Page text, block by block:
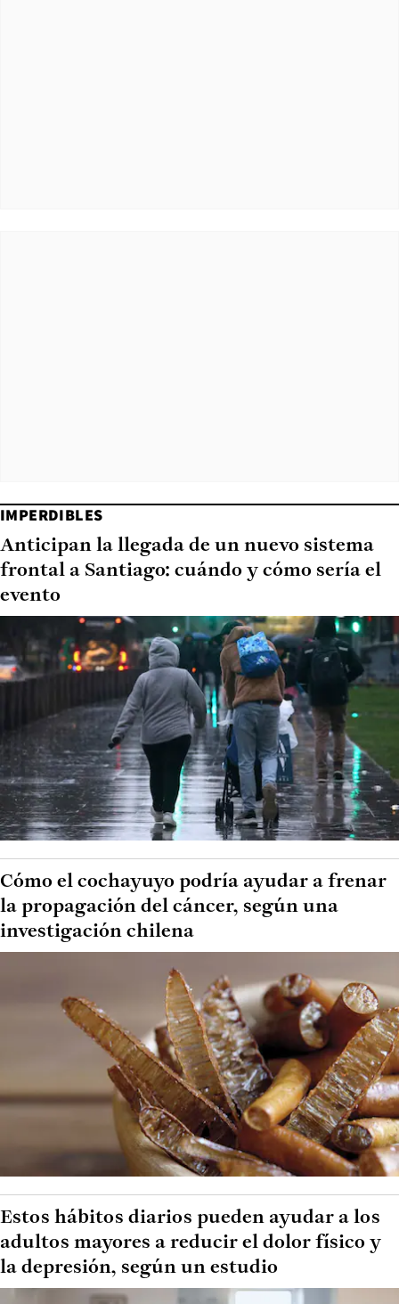
IMPERDIBLES
Anticipan la llegada de un nuevo sistema
frontal a Santiago: cuándo y cómo sería el
evento
Cómo el cochayuyo podría ayudar a frenar
la propagación del cáncer, según una
investigación chilena
Estos hábitos diarios pueden ayudar a los
adultos mayores a reducir el dolor físico y
la depresión, según un estudio